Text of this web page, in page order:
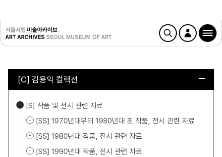
[C] 김용익 컬렉션
[S] 작품 및 전시 관련 자료
[SS] 1970년대부터 1980년대 초 작품, 전시 관련 자료
[SS] 1980년대 작품, 전시 관련 자료
[SS] 1990년대 작품, 전시 관련 자료